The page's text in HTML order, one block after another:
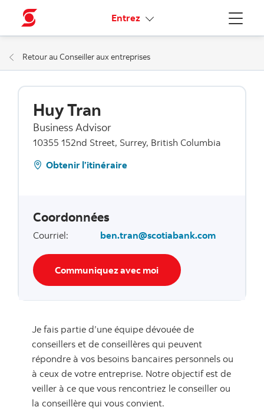
Menu
Entrez Liens connexes
Retour au Conseiller aux entreprises
Huy Tran
Business Advisor
10355 152nd Street, Surrey, British Columbia
Obtenir l’itinéraire
Coordonnées
Courriel: ben.tran@scotiabank.com
Communiquez avec moi
Je fais partie d’une équipe dévouée de
conseillers et de conseillères qui peuvent
répondre à vos besoins bancaires personnels ou
à ceux de votre entreprise. Notre objectif est de
veiller à ce que vous rencontriez le conseiller ou
la conseillère qui vous convient.